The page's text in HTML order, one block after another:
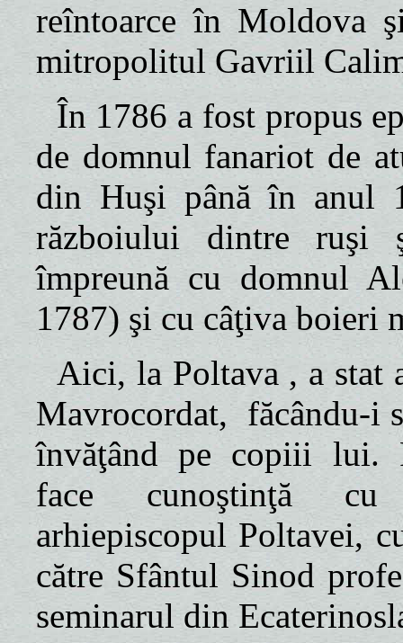
reîntoarce în Moldova
mitropolitul Gavriil
În 1786 a fost propus
de domnul fanariot de
din Huşi până în anul
războiului dintre
împreună cu domnul
1787) şi cu câţiva boieri
Aici, la Poltava , a stat
Mavrocordat, făcându-i
învăţând pe copiii lui.
face cunoştinţă cu
arhiepiscopul Poltavei,
către Sfântul Sinod
seminarul din